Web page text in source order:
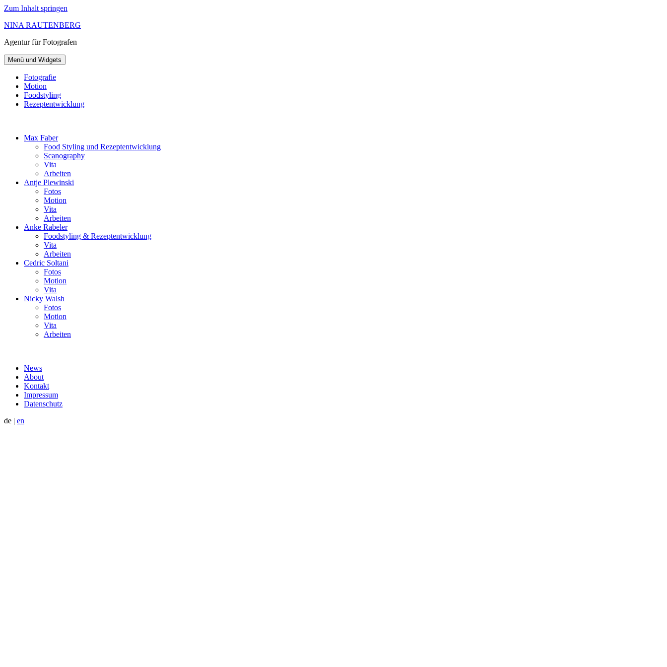
Zum Inhalt springen
NINA RAUTENBERG
Agenturfür Fotografen
Menü und Widgets
Fotografie
Motion
Foodstyling
Rezeptentwicklung
Max Faber
Food Styling und Rezeptentwicklung
Scanography
Vita
Arbeiten
Antje Plewinski
Fotos
Motion
Vita
Arbeiten
Anke Rabeler
Foodstyling & Rezeptentwicklung
Vita
Arbeiten
Cedric Soltani
Fotos
Motion
Vita
Nicky Walsh
Fotos
Motion
Vita
Arbeiten
News
About
Kontakt
Impressum
Datenschutz
de | en